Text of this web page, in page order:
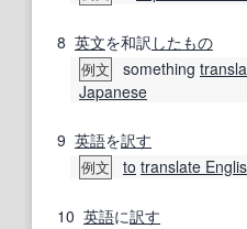
8 英文を和訳 したもの
例文 something
Japanese
9 英語を訳す
例文 to translate
10 英語に訳す